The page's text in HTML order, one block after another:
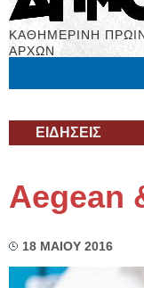
ΚΑΘΗΜΕΡΙΝΗ
ΑΡΧΩΝ
ΕΙΔΗΣΕΙΣ
Aegean
18 ΜΑΙΟΥ 2016